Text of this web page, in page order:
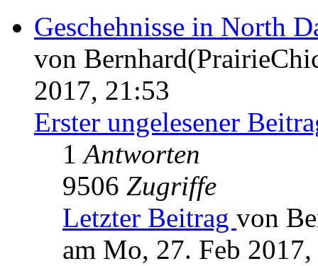
Geschehnisse in North
von
2017, 21:53
Erster ungelesener
1Antworten
9506 Zugriffe
Letzter Beitrag von
am Mo, 27. Feb